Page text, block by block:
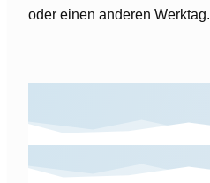
oder einen anderen Werktag.